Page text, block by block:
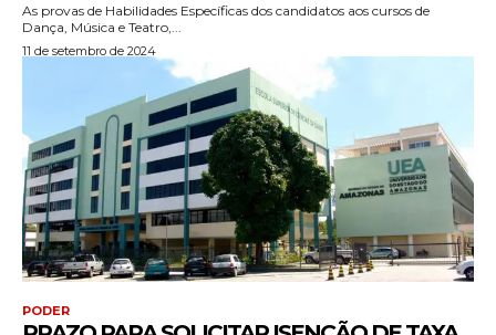
As provas de Habilidades Específicas dos candidatos aos cursos de
Dança, Música e Teatro,...
11 de setembro de 2024
PODER